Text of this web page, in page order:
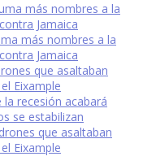
más nombres a la
Jamaica
más nombres a la
Jamaica
que asaltaban
Eixample
la recesión acabará
se estabilizan
que asaltaban
Eixample